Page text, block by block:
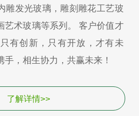
雕发光玻璃，雕刻雕花工艺玻
艺术玻璃等系列。 客户价值才
有创新，只有开放，才有未
手，相生协力，共赢未来！
了解详情>>